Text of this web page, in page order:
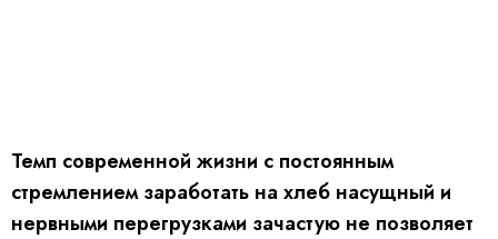
Темп современной жизни с постоянным
стремлением заработать на хлеб насущный и
нервными перегрузками зачастую не позволяет